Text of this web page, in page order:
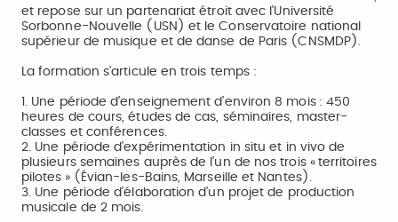
et repose sur un partenariat étroit avec l’Université
Sorbonne-Nouvelle (USN) et le Conservatoire national
supérieur de musique et de danse de Paris (CNSMDP).
La formation s’articule en trois temps :
1. Une période d’enseignement d’environ 8 mois : 450
heures de cours, études de cas, séminaires, master-
classes et conférences.
2. Une période d’expérimentation in situ et in vivo de
plusieurs semaines auprès de l’un de nos trois « territoires
pilotes » (Évian-les-Bains, Marseille et Nantes).
3. Une période d’élaboration d’un projet de production
musicale de 2 mois.